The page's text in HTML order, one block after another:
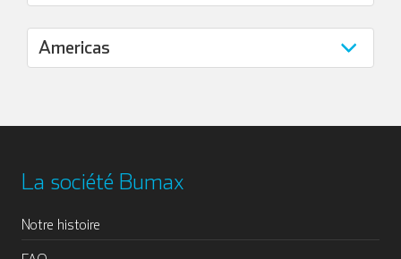
La société Bumax
Notre histoire